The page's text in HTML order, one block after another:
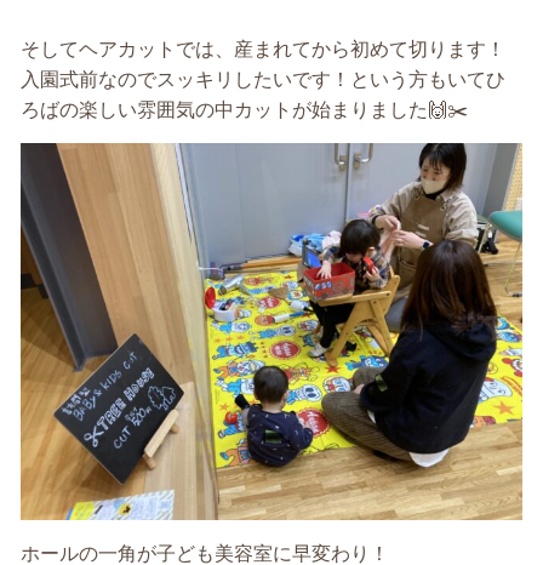
そしてヘアカットでは、 産まれてから初めて切ります！
入園式前なのでスッキリしたいです！という方もいてひ
ろばの楽しい雰囲気の中カットが始まりました 🙌✂️
ホールの一角が子ども美容室に早変わり！